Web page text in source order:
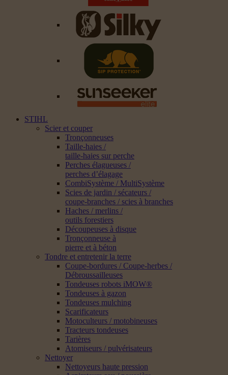
STIHL
Scier et couper
Tronçonneuses
Taille-haies /
taille-haies sur perche
Perches élagueuses /
perches d’élagage
CombiSystème / MultiSystème
Scies de jardin / sécateurs /
coupe-branches / scies à branches
Haches / merlins /
outils forestiers
Découpeuses à disque
Tronçonneuse à
pierre et à béton
Tondre et entretenir la terre
Coupe-bordures / Coupe-herbes /
Débroussailleuses
Tondeuses robots iMOW®
Tondeuses à gazon
Tondeuses mulching
Scarificateurs
Motoculteurs / motobineuses
Tracteurs tondeuses
Tarières
Atomiseurs / pulvérisateurs
Nettoyer
Nettoyeurs haute pression